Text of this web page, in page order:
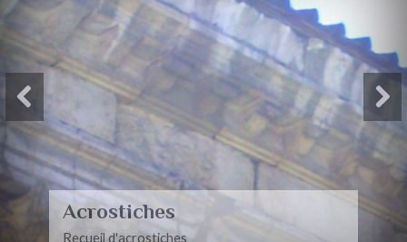
Paysages-Poèmes à mon
mari
Recueil de poèmes dédiés à mon mari